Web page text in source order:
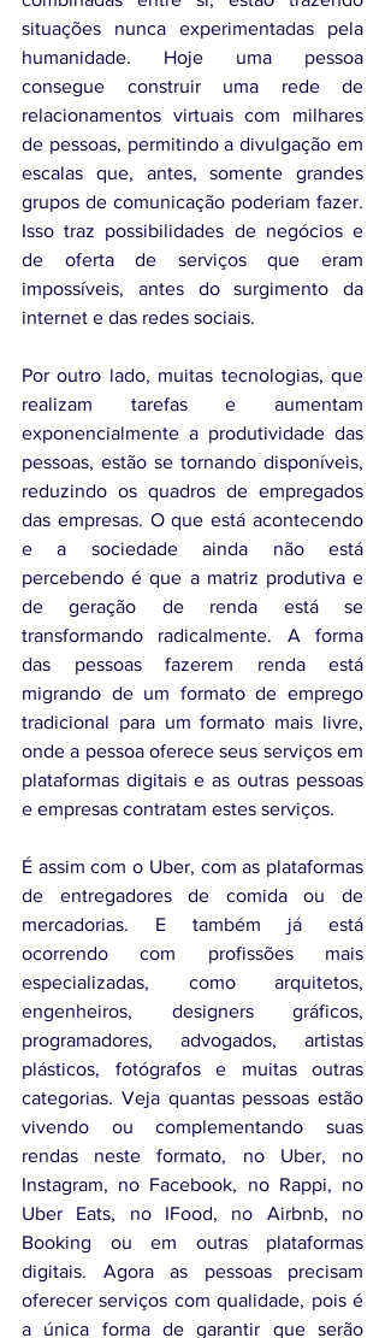
situações nunca experimentadas pela
humanidade. Hoje uma pessoa
consegue construir uma rede de
relacionamentos virtuais com milhares
de pessoas, permitindo a divulgação em
escalas que, antes, somente grandes
grupos de comunicação poderiam fazer.
Isso traz possibilidades de negócios e
de oferta de serviços que eram
impossíveis, antes do surgimento da
internet e das redes sociais.
Por outro lado, muitas tecnologias, que
realizam tarefas e aumentam
exponencialmente a produtividade das
pessoas, estão se tornando disponíveis,
reduzindo os quadros de empregados
das empresas. O que está acontecendo
e a sociedade ainda não está
percebendo é que a matriz produtiva e
de geração de renda está se
transformando radicalmente. A forma
das pessoas fazerem renda está
migrando de um formato de emprego
tradicional para um formato mais livre,
onde a pessoa oferece seus serviços em
plataformas digitais e as outras pessoas
e empresas contratam estes serviços.
É assim com o Uber, com as plataformas
de entregadores de comida ou de
mercadorias. E também já está
ocorrendo com profissões mais
especializadas, como arquitetos,
engenheiros, designers gráficos,
programadores, advogados, artistas
plásticos, fotógrafos e muitas outras
categorias. Veja quantas pessoas estão
vivendo ou complementando suas
rendas neste formato, no Uber, no
Instagram, no Facebook, no Rappi, no
Uber Eats, no IFood, no Airbnb, no
Booking ou em outras plataformas
digitais. Agora as pessoas precisam
oferecer serviços com qualidade, pois é
a única forma de garantir que serão